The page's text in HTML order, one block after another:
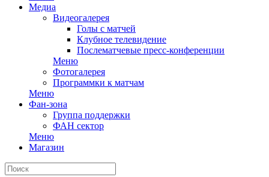
Медиа
Видеогалерея
Голы с матчей
Клубное телевидение
Послематчевые пресс-конференции
Меню
Фотогалерея
Программки к матчам
Меню
Фан-зона
Группа поддержки
ФАН сектор
Меню
Магазин